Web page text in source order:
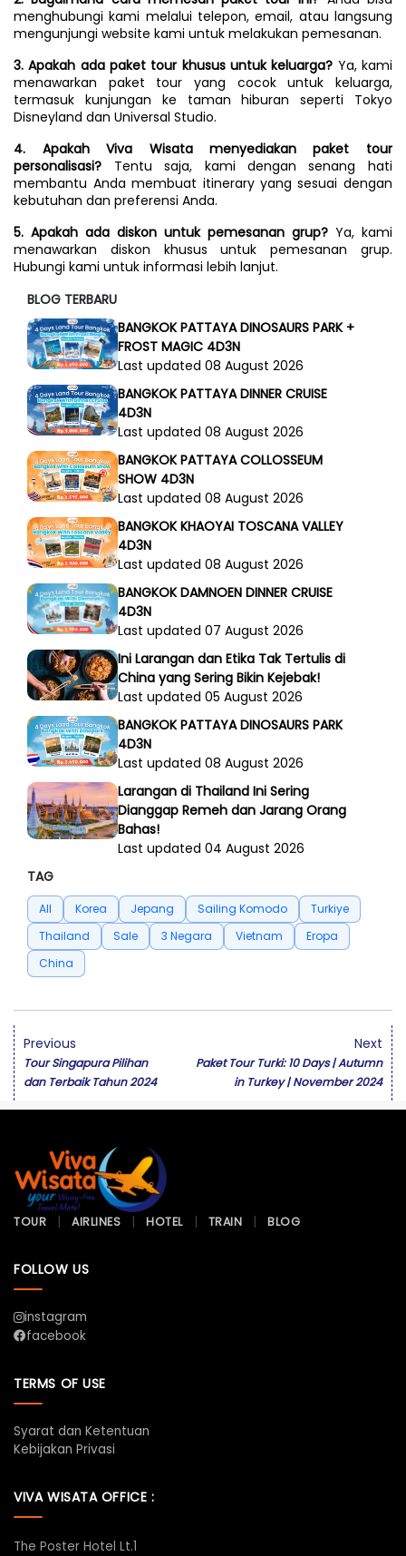
menghubungi kami melalui telepon, email, atau langsung
mengunjungi website kami untuk melakukan pemesanan.
3. Apakah ada paket tour khusus untuk keluarga? Ya, kami
menawarkan paket tour yang cocok untuk keluarga,
termasuk kunjungan ke taman hiburan seperti Tokyo
Disneyland dan Universal Studio.
4. Apakah Viva Wisata menyediakan paket tour
personalisasi? Tentu saja, kami dengan senang hati
membantu Anda membuat itinerary yang sesuai dengan
kebutuhan dan preferensi Anda.
5. Apakah ada diskon untuk pemesanan grup? Ya, kami
menawarkan diskon khusus untuk pemesanan grup.
Hubungi kami untuk informasi lebih lanjut.
BLOG TERBARU
BANGKOK PATTAYA DINOSAURS PARK +
FROST MAGIC 4D3N
Last updated 08 August 2026
BANGKOK PATTAYA DINNER CRUISE
4D3N
Last updated 08 August 2026
BANGKOK PATTAYA COLLOSSEUM
SHOW 4D3N
Last updated 08 August 2026
BANGKOK KHAOYAI TOSCANA VALLEY
4D3N
Last updated 08 August 2026
BANGKOK DAMNOEN DINNER CRUISE
4D3N
Last updated 07 August 2026
Ini Larangan dan Etika Tak Tertulis di
China yang Sering Bikin Kejebak!
Last updated 05 August 2026
BANGKOK PATTAYA DINOSAURS PARK
4D3N
Last updated 08 August 2026
Larangan di Thailand Ini Sering
Dianggap Remeh dan Jarang Orang
Bahas!
Last updated 04 August 2026
TAG
All Korea Jepang Sailing Komodo
Turkiye
Thailand
Sale 3 Negara Vietnam
Eropa
China
Previous
Tour Singapura Pilihan
dan Terbaik Tahun 2024
Next
Paket Tour Turki: 10 Days | Autumn
in Turkey | November 2024
TOUR AIRLINES HOTEL TRAIN BLOG
FOLLOW US
instagram
facebook
TERMS OF USE
Syarat dan Ketentuan
Kebijakan Privasi
VIVA WISATA OFFICE :
The Poster Hotel Lt.1